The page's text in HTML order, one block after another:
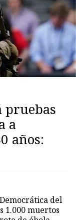
pruebas
a
años:
del
1.000 muertos